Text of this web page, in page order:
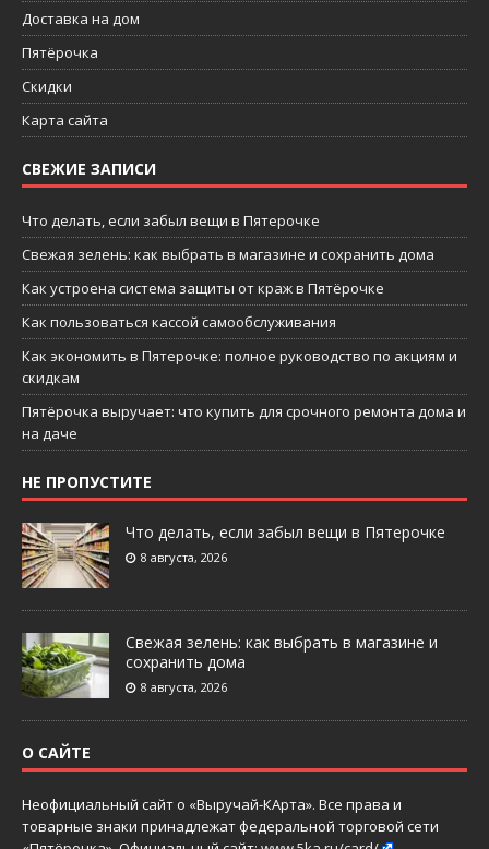
Доставка на дом
Пятёрочка
Скидки
Карта сайта
СВЕЖИЕ ЗАПИСИ
Что делать, если забыл вещи в Пятерочке
Свежая зелень: как выбрать в магазине и сохранить дома
Как устроена система защиты от краж в Пятёрочке
Как пользоваться кассой самообслуживания
Как экономить в Пятерочке: полное руководство по акциям и
скидкам
Пятёрочка выручает: что купить для срочного ремонта дома и
на даче
НЕ ПРОПУСТИТЕ
Что делать, если забыл вещи в Пятерочке
8 августа, 2026
Свежая зелень: как выбрать в магазине и
сохранить дома
8 августа, 2026
О САЙТЕ
Неофициальный сайт о «Выручай-КАрта». Все права и
товарные знаки принадлежат федеральной торговой сети